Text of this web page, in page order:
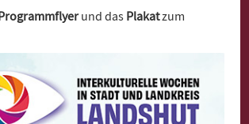
und das Plakatzum